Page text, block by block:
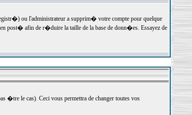
ou l'administrateur a supprim� votre compte pour quelque
post� afin de r�duire la taille de la base de donn�es. Essayez de
�tre le cas). Ceci vous permettra de changer toutes vos